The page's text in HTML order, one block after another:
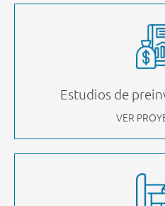
Estudios de
VER